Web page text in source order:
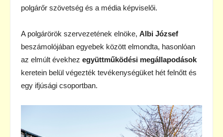
polgárőr szövetség és a média képviselői.
A polgárörök szervezetének elnöke, Albi József
beszámolójában egyebek között elmondta, hasonlóan
az elmúlt évekhez együttműködési megállapodások
keretein belül végezték tevékenységüket hét felnőtt és
egy ifjúsági csoportban.